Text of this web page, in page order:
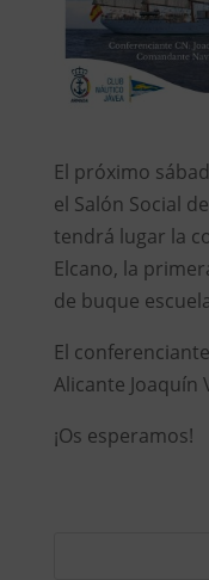
El próximo
el Salón Social
tendrá lugar la
Elcano, la
de buque
El
Alicante Joaquín
¡Os esperamos!